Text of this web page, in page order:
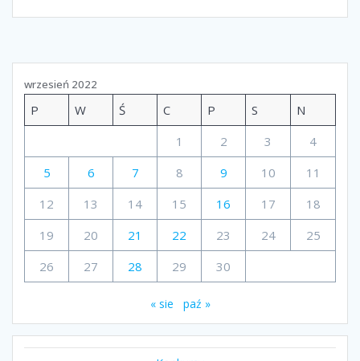
wrzesień 2022
P W Ś C P S
N
1
2 3
4
5
6 7 8 9 10
11
12
13 14 15 16 17
18
19
20 21 22 23 24
25
26
27 28 29 30
« sie paź »